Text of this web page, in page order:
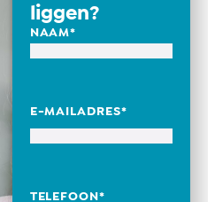
liggen?
NAAM*
E-MAILADRES*
TELEFOON*